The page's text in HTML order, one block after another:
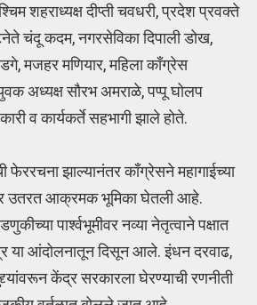
शहराध्यक्ष दीप्ती चवधरी, प्रदेश प्रवक्ते
चंदू कदम, नगरसेविका दिपाली डोख,
मजहर मणियार, महिला काँग्रेस
अध्यक्ष सौरभ अमराळे, पप्पू घोलप
व कार्यकर्ते सहभागी झाले होते.
फेररचना झाल्यानंतर काँग्रेसने महागाईच्या
उतरत आक्रमक भूमिका घेतली आहे.
पार्श्वभूमीवर नव्या नेतृत्वाने पक्षात
या आंदोलनातून दिसून आले. इंधन दरवाढ,
केंद्र सरकारला घेरण्याची रणनीती